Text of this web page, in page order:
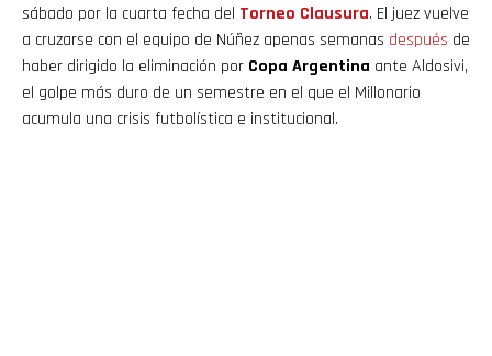
sábado por la cuarta fecha del Torneo Clausura. El juez vuelve
a cruzarse con el equipo de Núñez apenas semanas después de
haber dirigido la eliminación por Copa Argentina ante Aldosivi,
el golpe más duro de un semestre en el que el Millonario
acumula una crisis futbolística e institucional.